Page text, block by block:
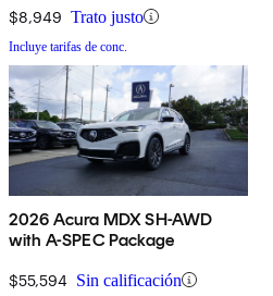
$8,949 Trato justo
Incluye tarifas de conc.
2026 Acura MDX SH-AWD
with A-SPEC Package
$55,594 Sin calificación